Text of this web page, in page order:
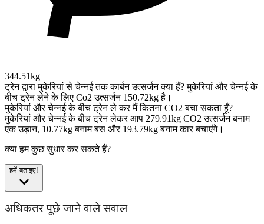
344.51kg
ट्रेन द्वारा मुकेरियां से चेन्नई तक कार्बन उत्सर्जन क्या हैं? मुकेरियां और चेन्नई के
बीच ट्रेन लेने के लिए Co2 उत्सर्जन 150.72kg है।
मुकेरियां और चेन्नई के बीच ट्रेन ले कर मैं कितना CO2 बचा सकता हूँ?
मुकेरियां और चेन्नई के बीच ट्रेन लेकर आप 279.91kg CO2 उत्सर्जन बनाम
एक उड़ान, 10.77kg बनाम बस और 193.79kg बनाम कार बचाएंगे।
क्या हम कुछ सुधार कर सकते हैं?
हमें बताइए!
अधिकतर पूछे जाने वाले सवाल